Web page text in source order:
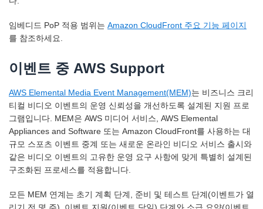
임베디드 PoP 적용 범위는 Amazon CloudFront 주요 기능 페이지
를 참조하세요.
이벤트 중 AWS Support
AWS Elemental Media Event Management(MEM)는 비즈니스 크리
티컬 비디오 이벤트의 운영 신뢰성을 개선하도록 설계된 지원 프로
그램입니다. MEM은 AWS 미디어 서비스, AWS Elemental
Appliances and Software 또는 Amazon CloudFront를 사용하는 대
규모 스포츠 이벤트 중계 또는 새로운 온라인 비디오 서비스 출시와
같은 비디오 이벤트의 고유한 운영 요구 사항에 맞게 특별히 설계된
구조화된 프로세스를 적용합니다.
모든 MEM 연계는 초기 계획 단계, 준비 및 테스트 단계(이벤트가 열